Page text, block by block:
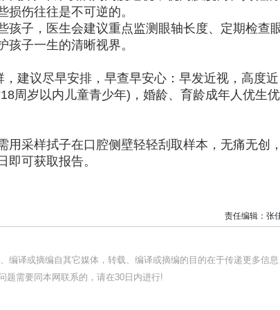
伤往往是不可逆的。
子，医生会建议重点监测眼轴长度、定期检查
子一生的清晰视界。
建议尽早安排，早查早安心：早发近视，高度近
周岁以内儿童青少年)，婚龄、育龄成年人优生优
采样拭子在口腔侧壁轻轻刮取样本，无痛无创，
可获取报告。
责任编辑：张
编译或摘编自其它媒体，转载、编译或摘编的目的在于传递更多信息
题需要同本网联系的，请在30日内进行!